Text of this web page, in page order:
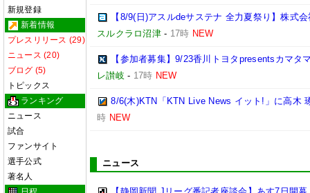
新規登録
新着情報
プレスリリース (29)
ニュース (20)
ブログ (5)
トピックス
ランキング
ニュース
試合
ファンサイト
選手公式
著名人
【8/9(日)アスルdeサステナ 全力夏祭り】株式
スルクラロ沼津- 17時 NEW
【参加者募集】9/23香川トヨタpresentsカマタ
レ讃岐 - 17時 NEW
8/6(木)KTN「KTN Live News イット!」に高木
時 NEW
ニュース